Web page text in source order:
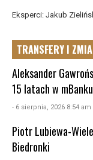
Eksperci: Jakub
TRANSFERY I
Aleksander
15 latach w mBanku
- 6 sierpnia, 2026 8:54 am
Piotr Lubiewa-
Biedronki